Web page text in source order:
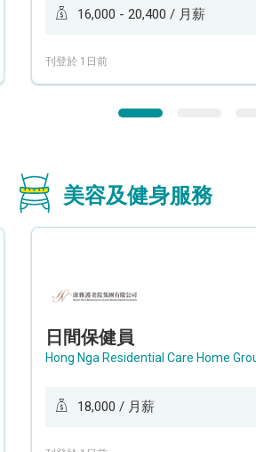
16,000 - 20,400 / 月薪
刊登於 1日前
美容及健身服務
日間保健員
Hong Nga Residential Care Home
18,000 / 月薪